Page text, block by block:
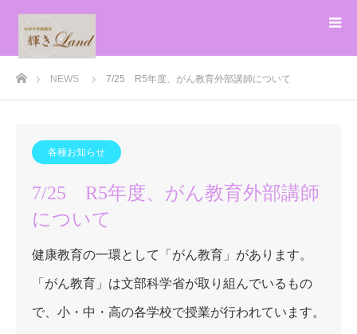
ホームNEWS 7/25 R5年度、がん教育外部講師について
各種お知らせ
7/25 R5年度、がん教育外部講師
について
健康教育の一環として「がん教育」があります。
「がん教育」は文部科学省が取り組んでいるもの
で、小・中・高の各学校で授業が行われています。